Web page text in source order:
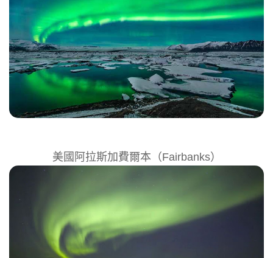
美國阿拉斯加費爾本（Fairbanks）